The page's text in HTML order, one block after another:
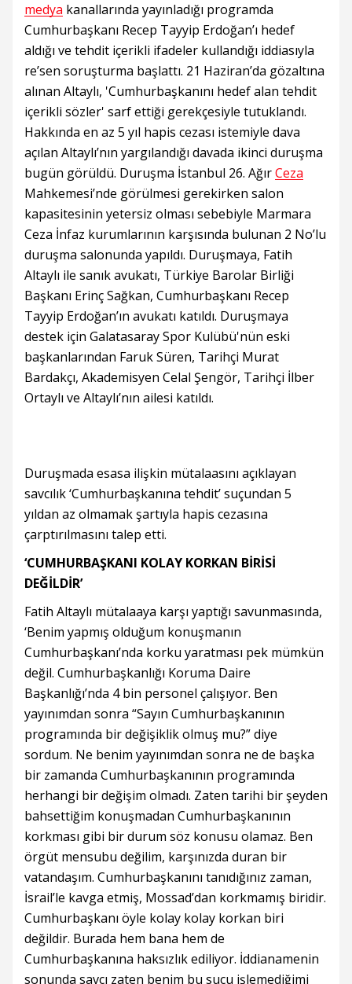
medya kanallarında yayınladığı programda
Cumhurbaşkanı Recep Tayyip Erdoğan’ı hedef
aldığı ve tehdit içerikli ifadeler kullandığı iddiasıyla
re’sen soruşturma başlattı. 21 Haziran’da gözaltına
alınan Altaylı, 'Cumhurbaşkanını hedef alan tehdit
içerikli sözler' sarf ettiği gerekçesiyle tutuklandı.
Hakkında en az 5 yıl hapis cezası istemiyle dava
açılan Altaylı’nın yargılandığı davada ikinci duruşma
bugün görüldü. Duruşma İstanbul 26. AğırCeza
Mahkemesi’nde görülmesi gerekirken salon
kapasitesinin yetersiz olması sebebiyle Marmara
Ceza İnfaz kurumlarının karşısında bulunan 2 No’lu
duruşma salonunda yapıldı. Duruşmaya, Fatih
Altaylı ile sanık avukatı, Türkiye Barolar Birliği
Başkanı Erinç Sağkan, Cumhurbaşkanı Recep
Tayyip Erdoğan’ın avukatı katıldı. Duruşmaya
destek için Galatasaray Spor Kulübü'nün eski
başkanlarından Faruk Süren, Tarihçi Murat
Bardakçı, Akademisyen Celal Şengör, Tarihçi İlber
Ortaylı ve Altaylı’nın ailesi katıldı.
Duruşmada esasa ilişkin mütalaasını açıklayan
savcılık ‘Cumhurbaşkanına tehdit’ suçundan 5
yıldan az olmamak şartıyla hapis cezasına
çarptırılmasını talep etti.
‘CUMHURBAŞKANI KOLAY KORKAN BİRİSİ
DEĞİLDİR’
Fatih Altaylı mütalaaya karşı yaptığı savunmasında,
‘Benim yapmış olduğum konuşmanın
Cumhurbaşkanı’nda korku yaratması pek mümkün
değil. Cumhurbaşkanlığı Koruma Daire
Başkanlığı’nda 4 bin personel çalışıyor. Ben
yayınımdan sonra “Sayın Cumhurbaşkanının
programında bir değişiklik olmuş mu?” diye
sordum. Ne benim yayınımdan sonra ne de başka
bir zamanda Cumhurbaşkanının programında
herhangi bir değişim olmadı. Zaten tarihi bir şeyden
bahsettiğim konuşmadan Cumhurbaşkanının
korkması gibi bir durum söz konusu olamaz. Ben
örgüt mensubu değilim, karşınızda duran bir
vatandaşım. Cumhurbaşkanını tanıdığınız zaman,
İsrail’le kavga etmiş, Mossad’dan korkmamış biridir.
Cumhurbaşkanı öyle kolay kolay korkan biri
değildir. Burada hem bana hem de
Cumhurbaşkanına haksızlık ediliyor. İddianamenin
sonunda savcı zaten benim bu suçu işlemediğimi